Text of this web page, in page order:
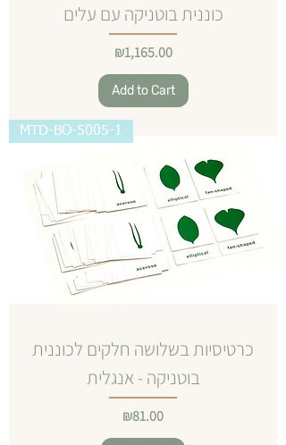
כוננית בוטניקה עם עלים
Price
₪1,165.00
Add to Cart
MTD-BO-5005-1
כרטיסיות בשלושה חלקים לכוננית
בוטניקה - אנגלית
Price
₪81.00